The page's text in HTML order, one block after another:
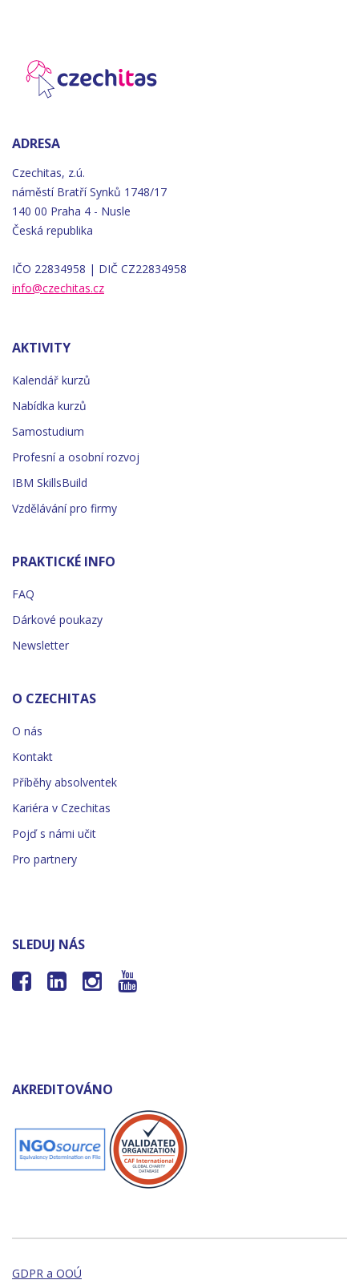
ADRESA
Czechitas, z.ú.
náměstí Bratří Synků 1748/17
140 00 Praha 4 - Nusle
Česká republika
IČO 22834958 | DIČ CZ22834958
info@czechitas.cz
AKTIVITY
Kalendář kurzů
Nabídka kurzů
Samostudium
Profesní a osobní rozvoj
IBM SkillsBuild
Vzdělávání pro firmy
PRAKTICKÉ INFO
FAQ
Dárkové poukazy
Newsletter
O CZECHITAS
O nás
Kontakt
Příběhy absolventek
Kariéra v Czechitas
Pojď s námi učit
Pro partnery
SLEDUJ NÁS
   
AKREDITOVÁNO
GDPR a OOÚ